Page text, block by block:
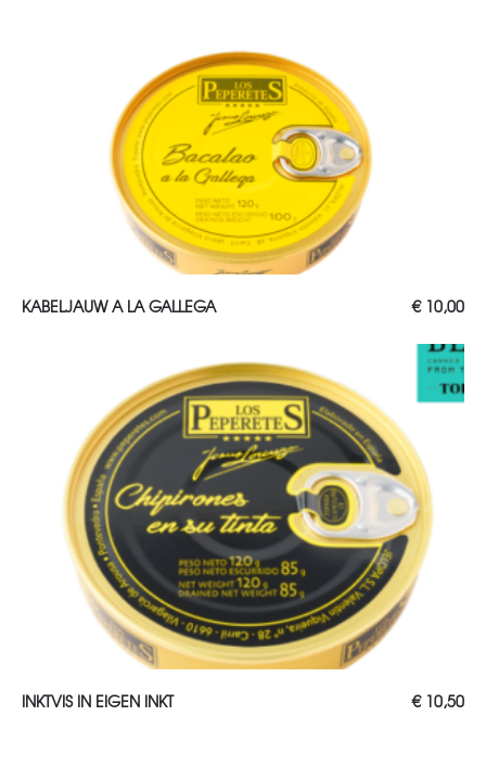
TOEVOEGEN AAN WINKELWAGEN
KABELJAUW A LA GALLEGA €10,00
TOEVOEGEN AAN WINKELWAGEN
INKTVIS IN EIGEN INKT €10,50